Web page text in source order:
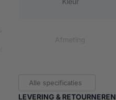
Afmeting
Alle specificaties
LEVERING & RETOURNEREN